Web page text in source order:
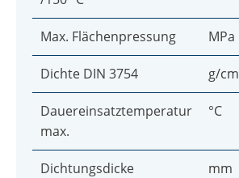
Max. Flächenpressung MPa
Dichte DIN 3754 g/
Dauereinsatztemperatur
max.
°C
Dichtungsdicke mm